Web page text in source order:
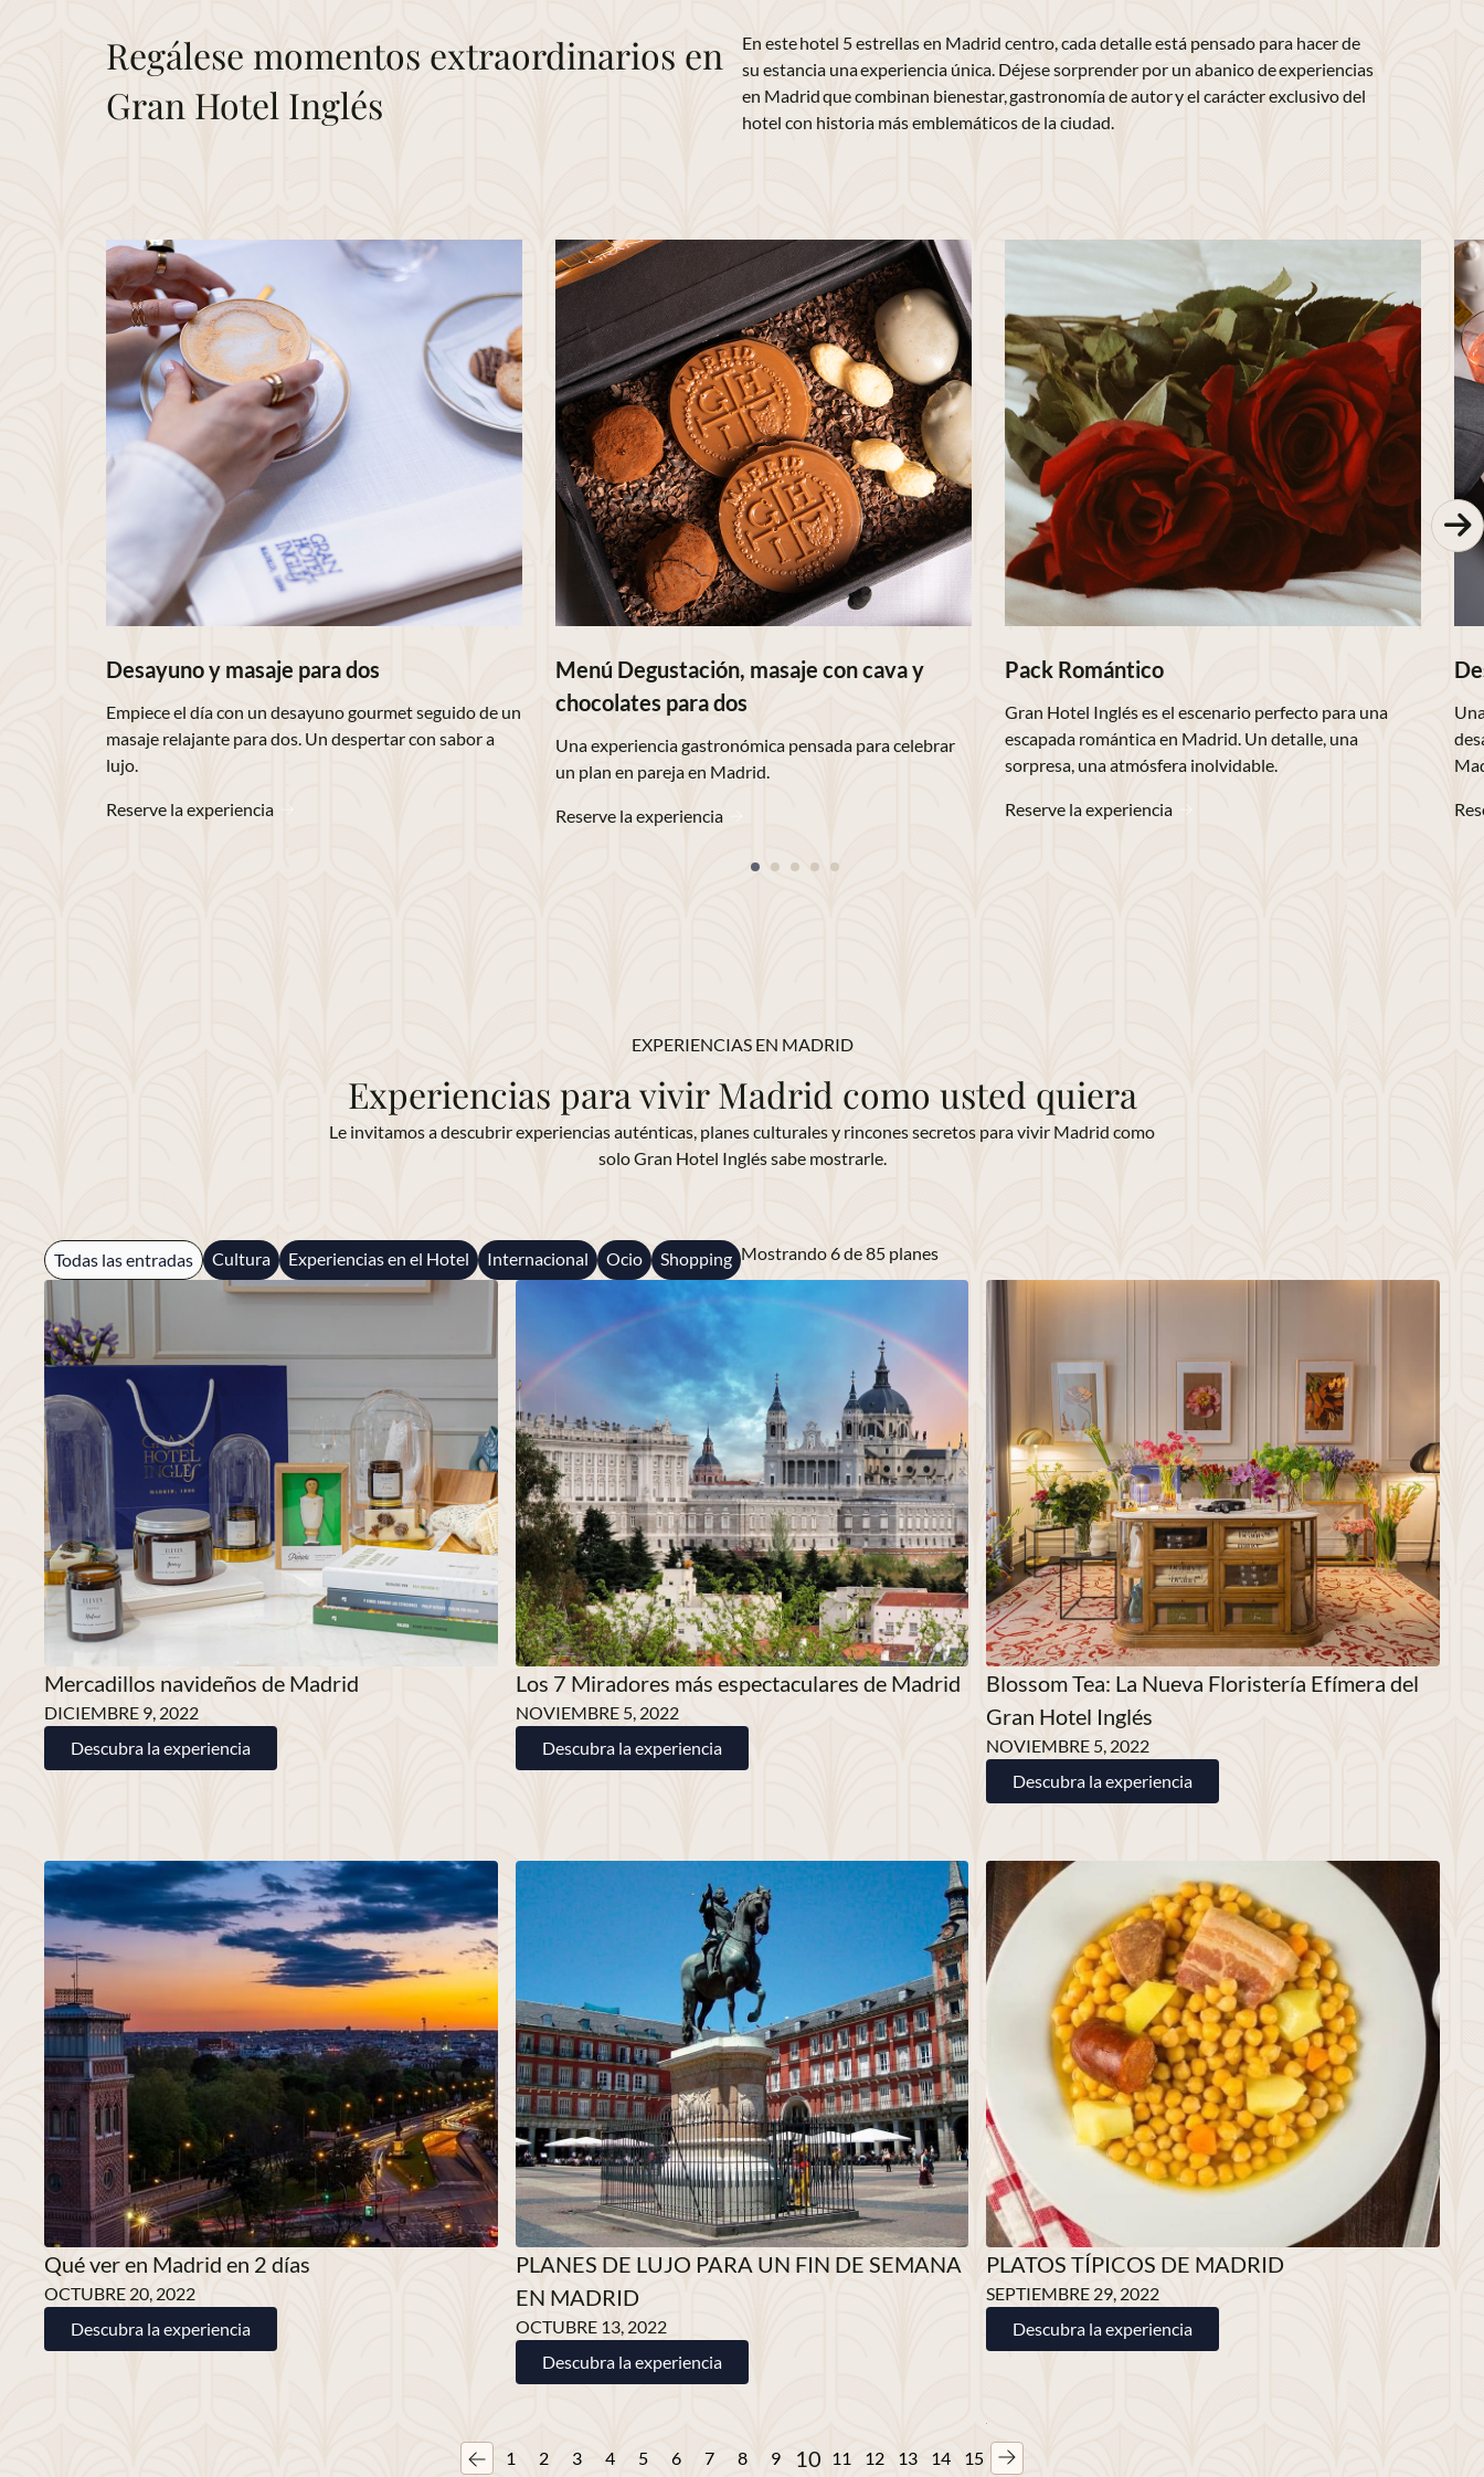
Regálese momentos extraordinarios en
Gran Hotel Inglés
En este hotel 5 estrellas en Madrid centro, cada detalle está pensado para hacer de
su estancia una experiencia única. Déjese sorprender por un abanico de experiencias
en Madrid que combinan bienestar, gastronomía de autor y el carácter exclusivo del
hotel con historia más emblemáticos de la ciudad.
Desayuno y masaje para dos
Empiece el día con un desayuno gourmet seguido de un
masaje relajante para dos. Un despertar con sabor a
lujo.
Reserve la experiencia
Menú Degustación, masaje con cava y
chocolates para dos
Una experiencia gastronómica pensada para celebrar
un plan en pareja en Madrid.
Reserve la experiencia
Pack Romántico
Gran Hotel Inglés es el escenario perfecto para una
escapada romántica en Madrid. Un detalle, una
sorpresa, una atmósfera inolvidable.
Reserve la experiencia
EXPERIENCIAS EN MADRID
Experiencias para vivir Madrid como usted quiera
Le invitamos a descubrir experiencias auténticas, planes culturales y rincones secretos para vivir Madrid como
solo Gran Hotel Inglés sabe mostrarle.
Todas las entradas Cultura Experiencias en el Hotel Internacional Ocio Shopping Mostrando 6 de 85 planes
Mercadillos navideños de Madrid
DICIEMBRE 9, 2022
Descubra la experiencia
Los 7 Miradores más espectaculares de Madrid
NOVIEMBRE 5, 2022
Descubra la experiencia
Blossom Tea: La Nueva Floristería Efímera del
Gran Hotel Inglés
NOVIEMBRE 5, 2022
Descubra la experiencia
Qué ver en Madrid en 2 días
OCTUBRE 20, 2022
Descubra la experiencia
PLANES DE LUJO PARA UN FIN DE SEMANA
EN MADRID
OCTUBRE 13, 2022
Descubra la experiencia
PLATOS TÍPICOS DE MADRID
SEPTIEMBRE 29, 2022
Descubra la experiencia
1 2 3 4 5 6 7 8 9 10 11 12 13 14 15